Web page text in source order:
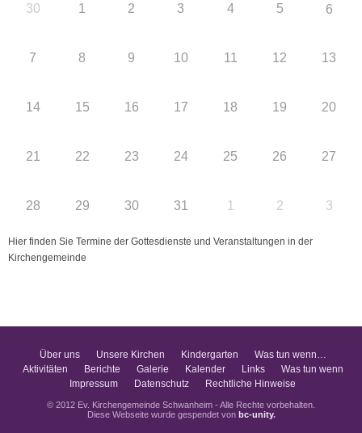
30 1 2 3 4 5 6
7 8 9 10 11 12 13
14 15 16 17 18 19 20
21 22 23 24 25 26 27
28 29 30 31 1 2 3
Hier finden Sie Termine der Gottesdienste und Veranstaltungen in der
Kirchengemeinde
Über uns Unsere Kirchen Kindergarten
Was tun wenn…
Aktivitäten
Berichte Galerie Kalender Links
Was tun wenn
Impressum
Datenschutz Rechtliche Hinweise
© 2012 Ev. Kirchengemeinde Schwanheim - Alle Rechte vorbehalten.
Diese Webseite wurde gespendet von bc-unity.